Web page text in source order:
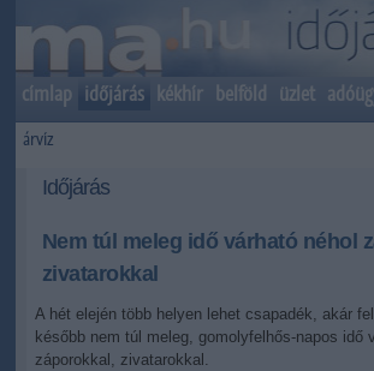
címlap időjárás kékhír belföld üzlet
árvíz
Időjárás
Nem túl meleg idő várható néhol
zivatarokkal
A hét elején több helyen lehet csapadék, akár
később nem túl meleg, gomolyfelhős-napos idő
záporokkal, zivatarokkal.